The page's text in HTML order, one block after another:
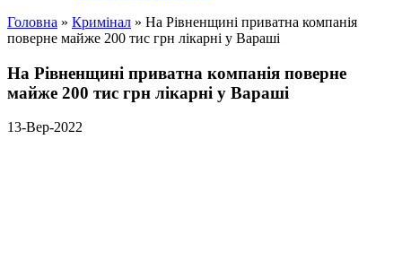
Головна » Кримінал » На Рівненщині приватна компанія
поверне майже 200 тис грн лікарні у Вараші
На Рівненщині приватна компанія поверне
майже 200 тис грн лікарні у Вараші
13-Вер-2022